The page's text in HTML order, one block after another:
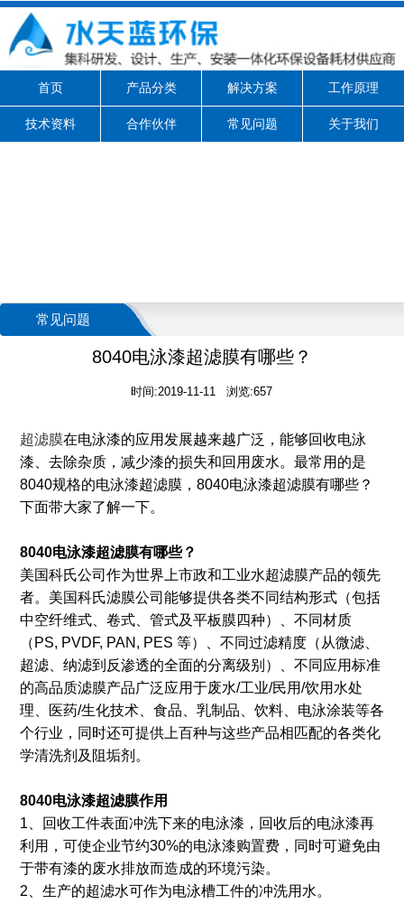
首页 产品分类 解决方案 工作原理
技术资料 合作伙伴 常见问题 关于我们
常见问题
8040电泳漆超滤膜有哪些？
时间:2019-11-11 浏览:657
超滤膜在电泳漆的应用发展越来越广泛，能够回收电泳
漆、去除杂质，减少漆的损失和回用废水。最常用的是
8040规格的电泳漆超滤膜，8040电泳漆超滤膜有哪些？
下面带大家了解一下。
8040电泳漆超滤膜有哪些？
美国科氏公司作为世界上市政和工业水超滤膜产品的领先
者。美国科氏滤膜公司能够提供各类不同结构形式（包括
中空纤维式、卷式、管式及平板膜四种）、不同材质
（PS, PVDF, PAN, PES 等）、不同过滤精度（从微滤、
超滤、纳滤到反渗透的全面的分离级别）、不同应用标准
的高品质滤膜产品广泛应用于废水/工业/民用/饮用水处
理、医药/生化技术、食品、乳制品、饮料、电泳涂装等各
个行业，同时还可提供上百种与这些产品相匹配的各类化
学清洗剂及阻垢剂。
8040电泳漆超滤膜作用
1、回收工件表面冲洗下来的电泳漆，回收后的电泳漆再
利用，可使企业节约30%的电泳漆购置费，同时可避免由
于带有漆的废水排放而造成的环境污染。
2、生产的超滤水可作为电泳槽工件的冲洗用水。